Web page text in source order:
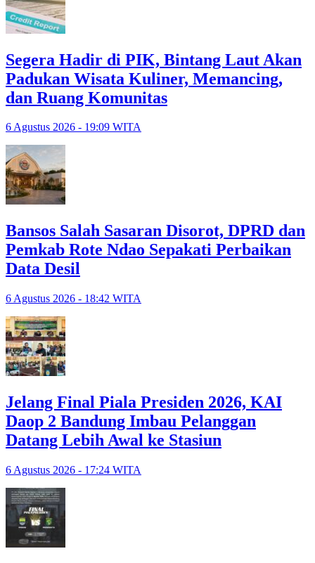
Segera Hadir di PIK, Bintang Laut Akan
Padukan Wisata Kuliner, Memancing,
dan Ruang Komunitas
6 Agustus 2026 - 19:09 WITA
Bansos Salah Sasaran Disorot, DPRD dan
Pemkab Rote Ndao Sepakati Perbaikan
Data Desil
6 Agustus 2026 - 18:42 WITA
Jelang Final Piala Presiden 2026, KAI
Daop 2 Bandung Imbau Pelanggan
Datang Lebih Awal ke Stasiun
6 Agustus 2026 - 17:24 WITA